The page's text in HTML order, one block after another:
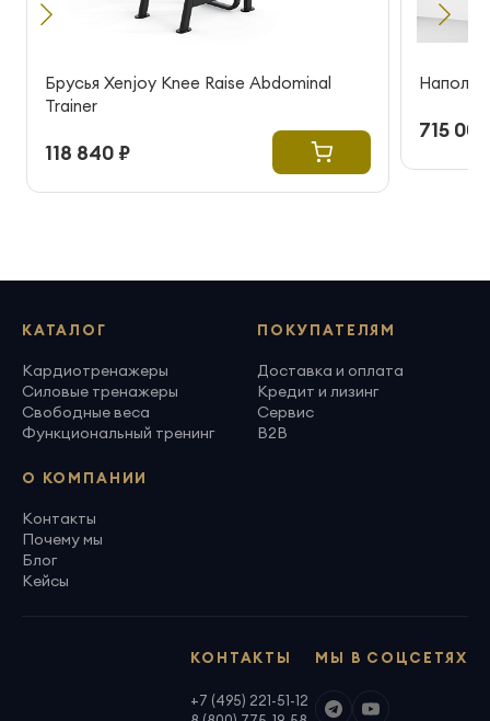
Брусья Xenjoy Knee Raise Abdominal
Trainer
118 840 ₽
715
КАТАЛОГ
Кардиотренажеры
Силовые тренажеры
Свободные веса
Функциональный тренинг
ПОКУПАТЕЛЯМ
Доставка и оплата
Кредит и лизинг
Сервис
B2B
О КОМПАНИИ
Контакты
Почему мы
Блог
Кейсы
МЫ В СОЦСЕТЯХ
КОНТАКТЫ
+7 (495) 221-51-12